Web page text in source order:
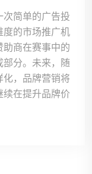
简单的广告投
度的市场推广机
商在赛事中的
部分。未来，随
，品牌营销将
在提升品牌价